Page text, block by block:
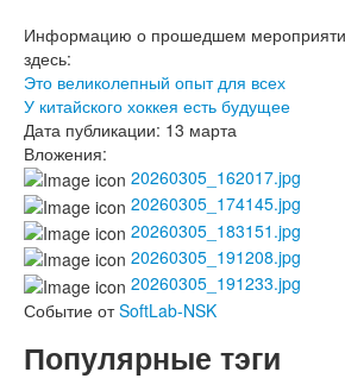
Информацию о прошедшем
здесь:
Это великолепный опыт для всех
У китайского хоккея есть будущее
Дата публикации: 13 марта
Вложения:
20260305_162017.jpg
20260305_174145.jpg
20260305_183151.jpg
20260305_191208.jpg
20260305_191233.jpg
Событие отSoftLab-NSK
Популярные тэги